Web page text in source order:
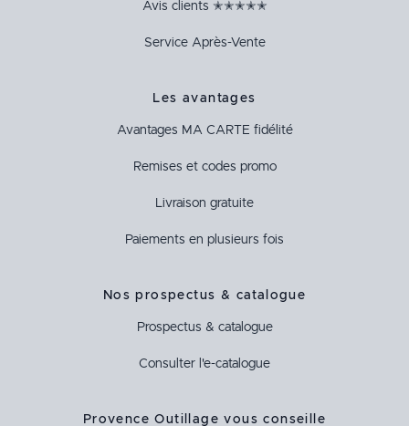
Avis clients ✭✭✭✭✭
Service Après-Vente
Les avantages
Avantages MA CARTE fidélité
Remises et codes promo
Livraison gratuite
Paiements en plusieurs fois
Nos prospectus & catalogue
Prospectus & catalogue
Consulter l'e-catalogue
Provence Outillage vous conseille